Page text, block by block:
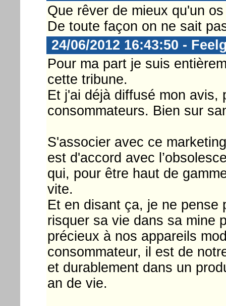
Que rêver de mieux qu'un
De toute façon on ne sait
24/06/2012 16:43:50 -
Pour ma part je suis
cette tribune.
Et j'ai déjà diffusé mon avis,
consommateurs. Bien sur
S'associer avec ce
est d'accord avec
qui, pour être haut de
vite.
Et en disant ça, je ne pense
risquer sa vie dans sa mine
précieux à nos appareils
consommateur, il est de
et durablement dans un
an de vie.